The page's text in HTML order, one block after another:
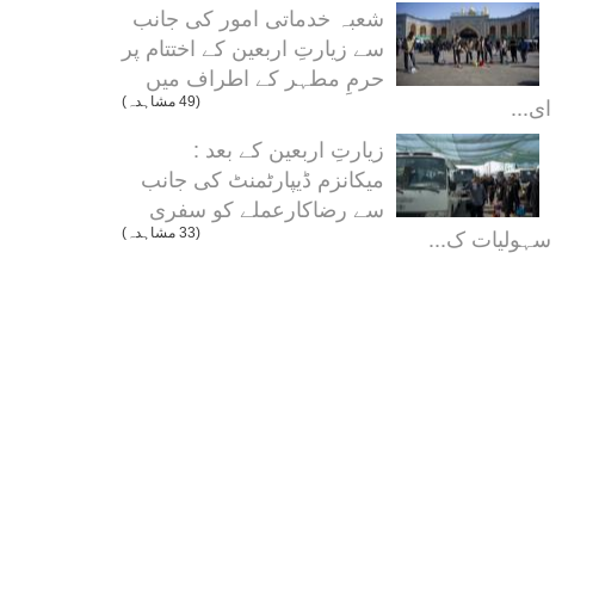
شعبہ خدماتی امور کی جانب
سے زیارتِ اربعین کے اختتام پر
حرمِ مطہر کے اطراف میں
ای...
(49 مشاہدہ)
زیارتِ اربعین کے بعد :
میکانزم ڈیپارٹمنٹ کی جانب
سے رضاکارعملے کو سفری
سہولیات ک...
(33 مشاہدہ)